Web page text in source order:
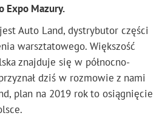
Expo Mazury.
Auto Land, dystrybutor części
warsztatowego. Większość
znajduje się w północno-
dziś w rozmowie z nami
plan na 2019 rok to osiągnięcie